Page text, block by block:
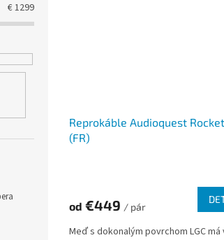
€1299
Reprokáble Audioquest
(FR)
od €449 / pár
Meď s dokonalým povrchom LGC má